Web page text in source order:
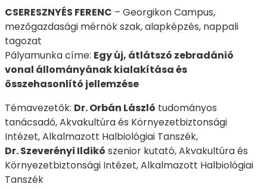
CSERESZNYÉS FERENC – Georgikon Campus,
mezőgazdasági mérnök szak, alapképzés, nappali
tagozat
Pályamunka címe: Egy új, átlátszó zebradánió
vonal állományának kialakítása és
összehasonlító jellemzése
Témavezetők: Dr. Orbán László tudományos
tanácsadó, Akvakultúra és Környezetbiztonsági
Intézet, Alkalmazott Halbiológiai Tanszék,
Dr. Szeverényi Ildikó szenior kutató, Akvakultúra és
Környezetbiztonsági Intézet, Alkalmazott Halbiológiai
Tanszék